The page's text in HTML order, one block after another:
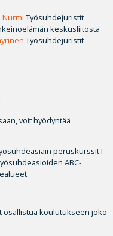
Nurmi Työsuhdejuristit
keskusliitosta
Työsuhdejuristit
voit hyödyntää
peruskurssit I
ABC-
osallistua koulutukseen joko